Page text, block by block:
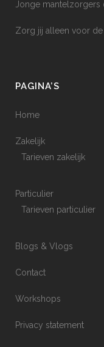
Jonge
Zorg jij alleen voor
PAGINA’S
Home
Zakelijk
Tarieven zakelijk
Particulier
Tarieven particulier
Blogs & Vlogs
Contact
Workshops
Privacy statement